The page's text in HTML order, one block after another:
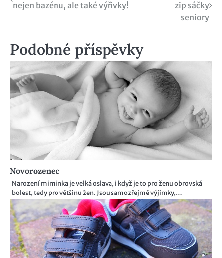
pro
nejen bazénu, ale také výřivky!
zip sáčky
seniory
Podobné příspěvky
Novorozenec
Narození miminka je velká oslava, i když je to pro ženu obrovská
bolest, tedy pro většinu žen. Jsou samozřejmě výjimky,…